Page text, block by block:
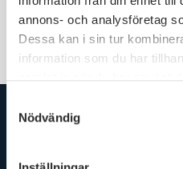
annons- och analysföretag
Dessa kan i sin tur
information som du har
Nödvändig